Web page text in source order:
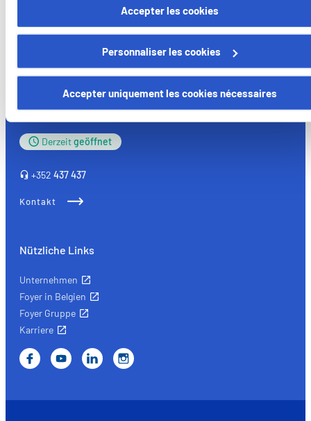
Vous avez la possibilité de retirer votre consentement à tout
moment en cliquant sur le lien "gestion des cookies" en bas
Certains de ces cookies sont strictement nécessaires au
fonctionnement du site. Notez que si vous désactivez des
cookies utilisés ici, il se peut que certaines fonctionnalités ou
parties de ce site Web ne soient plus normalement
accessibles. D'autres sont utilisés pour :
vos fonctionnalités et en se souvenant de vos choix.
comprenant comment vous arrivez sur notre site.
sociaux utilisés et vous permettre de visualiser du contenu
hébergé sur un site externe.
Accepter les cookies
Personnaliser les cookies
Accepter uniquement les cookies nécessaires
Foyer Assurances
12, rue Léon Laval,
L-3372 Leudelange
Derzeitgeöffnet
+352 437 437
Kontakt
Nützliche Links
Unternehmen
Foyer in Belgien
Foyer Gruppe
Karriere